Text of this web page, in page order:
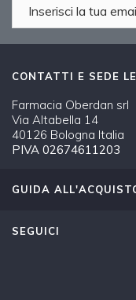
CONTATTI E SEDE
Farmacia Oberdan srl
Via Altabella 14
40126 Bologna Italia
PIVA 02674611203
GUIDA
SEGUICI